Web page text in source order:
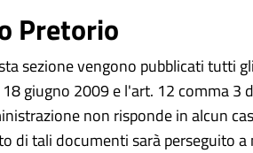
Pretorio
sezione vengono pubblicati tutti
giugno 2009 e l'art. 12 comma 3
non risponde in alcun
di tali documenti sarà perseguito a